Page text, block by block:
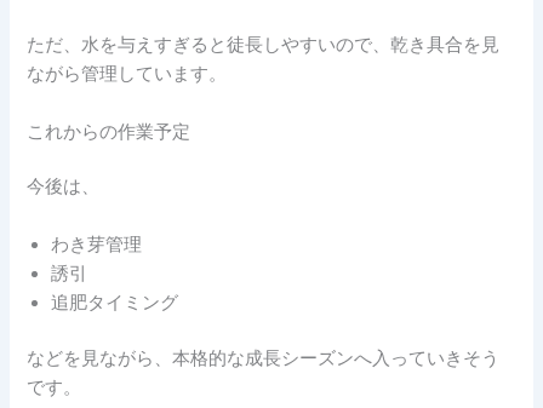
ただ、水を与えすぎると徒長しやすいので、乾き具合を見
ながら管理しています。
これからの作業予定
今後は、
わき芽管理
誘引
追肥タイミング
などを見ながら、本格的な成長シーズンへ入っていきそう
です。